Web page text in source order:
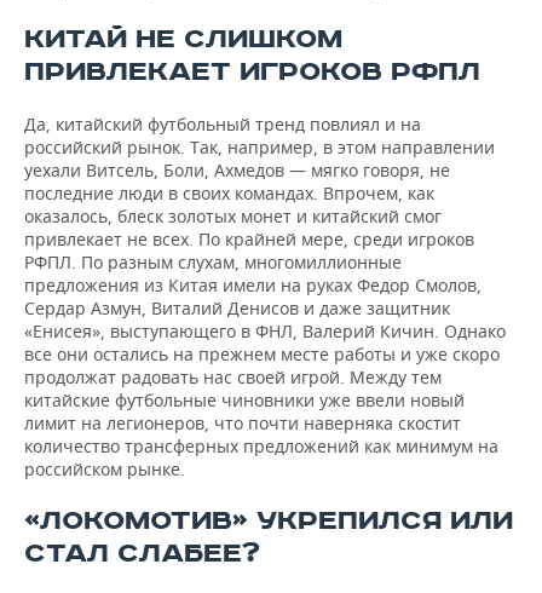
КИТАЙ НЕ СЛИШКОМ
ПРИВЛЕКАЕТ ИГРОКОВ РФПЛ
Да, китайский футбольный тренд повлиял и на
российский рынок. Так, например, в этом направлении
уехали Витсель, Боли, Ахмедов — мягко говоря, не
последние люди в своих командах. Впрочем, как
оказалось, блеск золотых монет и китайский смог
привлекает не всех. По крайней мере, среди игроков
РФПЛ. По разным слухам, многомиллионные
предложения из Китая имели на руках Федор Смолов,
Сердар Азмун, Виталий Денисов и даже защитник
«Енисея», выступающего в ФНЛ, Валерий Кичин. Однако
все они остались на прежнем месте работы и уже скоро
продолжат радовать нас своей игрой. Между тем
китайские футбольные чиновники уже ввели новый
лимит на легионеров, что почти наверняка скостит
количество трансферных предложений как минимум на
российском рынке.
«ЛОКОМОТИВ» УКРЕПИЛСЯ ИЛИ
СТАЛ СЛАБЕЕ?